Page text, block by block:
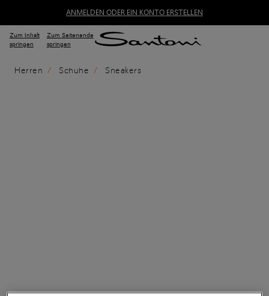
ANMELDEN ODER EIN KONTO ERSTELLEN
Zum Inhalt
springen
Zum Seitenende
springen
Herren Schuhe Sneakers